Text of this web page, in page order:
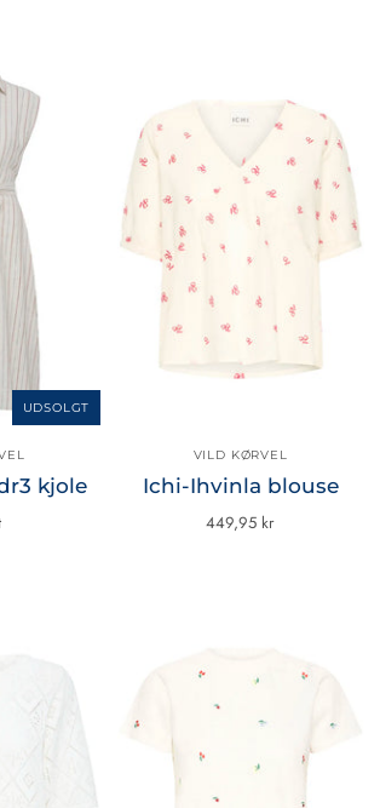
UDSOLGT
kjole
VILD KØRVEL
Ichi-Ihvinla blouse
449,95 kr